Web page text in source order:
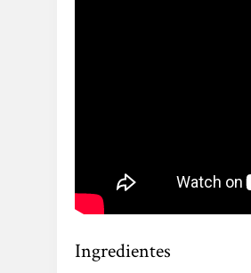
Ingredientes